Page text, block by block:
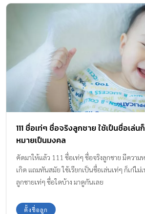
111 ชื่อเท่ๆ ชื่อจริงลูกชาย ใช้เป็นชื่อเล่
หมายเป็นมงคล
คัดมาให้แล้ว 111 ชื่อเท่ๆ ชื่อจริงลูกชาย มีความ
เกิด แถมทันสมัย ใช้เรียกเป็นชื่อเล่นเท่ๆ ก็เก๋ไม่
ลูกชายเท่ๆ ชื่อใดบ้าง มาดูกันเลย
ตั้งชื่อลูก